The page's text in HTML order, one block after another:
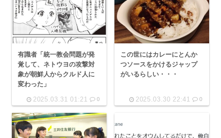
有識者「統一教会問題が発
覚して、ネトウヨの攻撃対
象が朝鮮人からクルド人に
変わった」
2025.03.31 01:21 0
この世にはカレーにとんか
つソースをかけるジャップ
がいるらしい・・・
2025.03.30 22:41 0